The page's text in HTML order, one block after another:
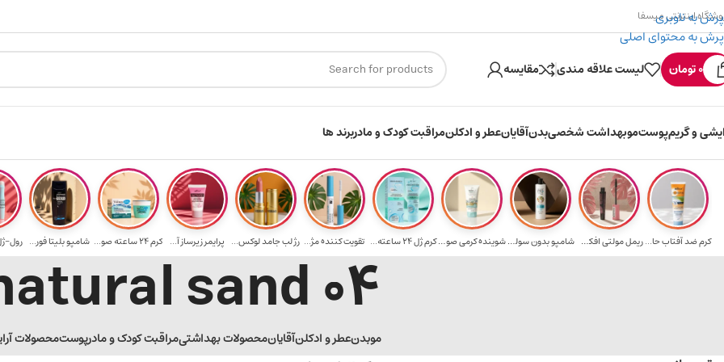
پرش به ناوبری
پرش به محتوای اصلی
هدیه ارسال رایگان برای خرید ۳.۵ میلیون به یالا ۳۰۰ میسکوین (۳۰ هزار تومن) هدیه خرید اول
اینترنتی میسفا
0تومان لیست علاقه مندی مقایسه
و گریمپوستموبهداشت شخصیبدنآقایانعطر و ادکلنمراقبت کودک و مادربرند ها
کرم ضد آفتاب حا... ریمل مولتی افکت... شامپو بدون سولف... شوینده کرمی صور...کرم ژل ۲۴ ساعته... تقویت‌ کننده مژ... رژ لب جامد لوکس... پرایمر زیرساز آ... کرم 24 ساعته صو... شامپو بلیتا فور... رول- 04 natural sand
موبدنعطر و ادکلنآقایانمحصولات بهداشتیمراقبت کودک و مادرپوستمحصولات